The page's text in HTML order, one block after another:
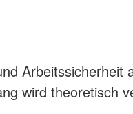
Arbeitssicherheit
wird theoretisch